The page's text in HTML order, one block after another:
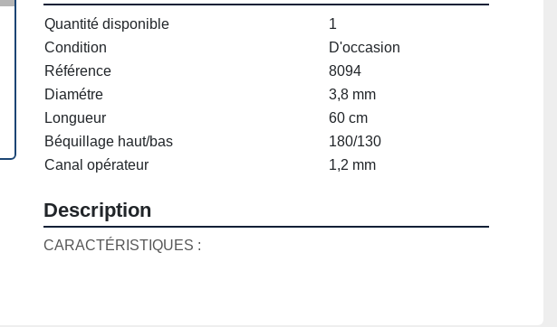
Quantité disponible
1
Condition
D'occasion
Référence
8094
Diamétre
3,8 mm
Longueur
60 cm
Béquillage haut/bas
180/130
Canal opérateur
1,2 mm
Description
CARACTÉRISTIQUES :